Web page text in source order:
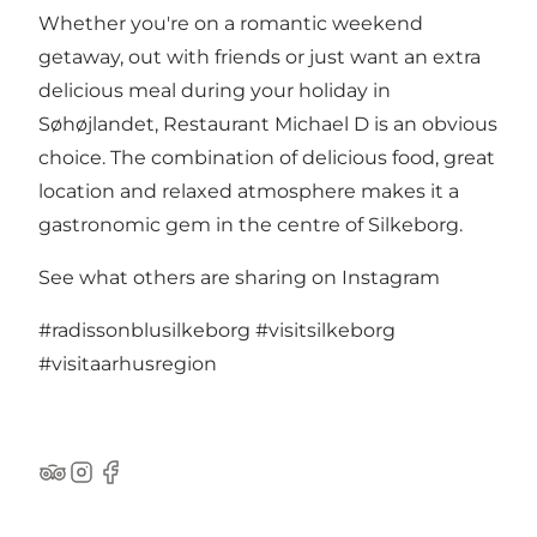
Whether you're on a romantic weekend
getaway, out with friends or just want an extra
delicious meal during your holiday in
Søhøjlandet, Restaurant Michael D is an obvious
choice. The combination of delicious food, great
location and relaxed atmosphere makes it a
gastronomic gem in the centre of Silkeborg.
See what others are sharing on Instagram
#radissonblusilkeborg #visitsilkeborg
#visitaarhusregion
TripAdvisor
Instagram
Facebook